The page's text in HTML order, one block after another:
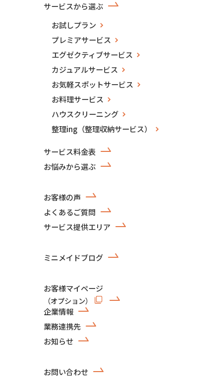
サービスから選ぶ
お試しプラン
プレミアサービス
エグゼクティブサービス
カジュアルサービス
お気軽スポットサービス
お料理サービス
ハウスクリーニング
整理ing（整理収納サービス）
サービス料金表
お悩みから選ぶ
お客様の声
よくあるご質問
サービス提供エリア
ミニメイドブログ
お客様マイページ
（オプション）
企業情報
業務連携先
お知らせ
お問い合わせ